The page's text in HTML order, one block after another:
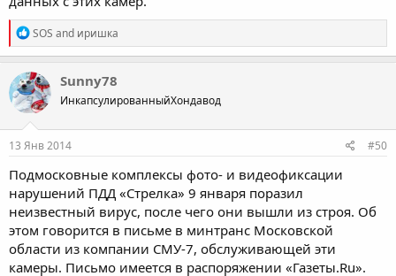
R
e
a
c
t
i
o
n
s
SOS and иришка
Sunny78
ИнкапсулированныйХондавод
13 Янв 2014 #50
Подмосковные комплексы фото- и видеофиксации
нарушений ПДД «Стрелка» 9 января поразил
неизвестный вирус, после чего они вышли из строя. Об
этом говорится в письме в минтранс Московской
области из компании СМУ-7, обслуживающей эти
камеры. Письмо имеется в распоряжении «Газеты.Ru».